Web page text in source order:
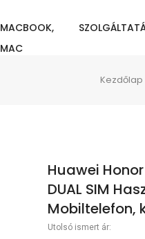
MACBOOK,
MAC
Kezdőlap
Huawei
DUAL SIM
Mobiltelefon,
Utolsó ismert ár: